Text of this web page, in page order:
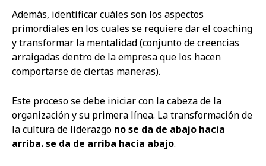
Además, identificar cuáles son los aspectos
primordiales en los cuales se requiere dar el coaching
y transformar la mentalidad (conjunto de creencias
arraigadas dentro de la empresa que los hacen
comportarse de ciertas maneras).
Este proceso se debe iniciar con la cabeza de la
organización y su primera línea. La transformación de
la cultura de liderazgo no se da de abajo hacia
arriba. se da de arriba hacia abajo.